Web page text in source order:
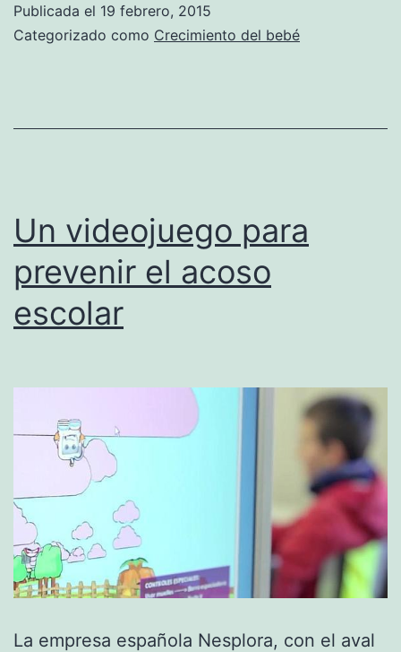
a
Publicada el 19 febrero, 2015
Categorizado como Crecimiento del bebé
Un videojuego para
prevenir el acoso
escolar
La empresa española Nesplora, con el aval